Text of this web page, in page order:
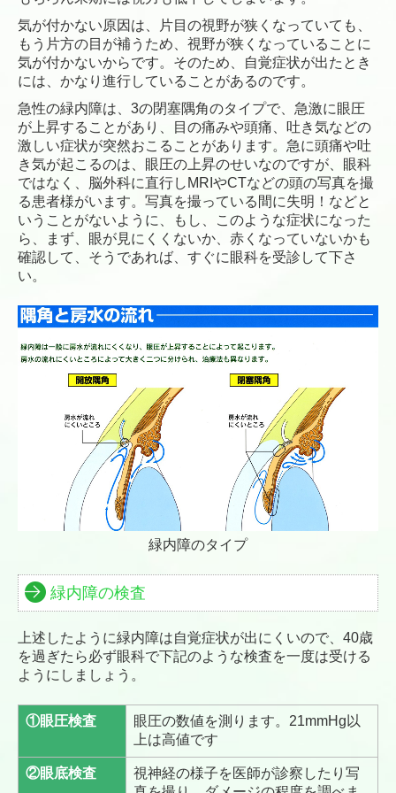
気が付かない原因は、片目の視野が狭くなっていても、
もう片方の目が補うため、視野が狭くなっていることに
気が付かないからです。そのため、自覚症状が出たとき
には、かなり進行していることがあるのです。
急性の緑内障は、3の閉塞隅角のタイプで、急激に眼圧
が上昇することがあり、目の痛みや頭痛、吐き気などの
激しい症状が突然おこることがあります。急に頭痛や吐
き気が起こるのは、眼圧の上昇のせいなのですが、眼科
ではなく、脳外科に直行しMRIやCTなどの頭の写真を撮
る患者様がいます。写真を撮っている間に失明！などと
いうことがないように、もし、このような症状になった
ら、まず、眼が見にくくないか、赤くなっていないかも
確認して、そうであれば、すぐに眼科を受診して下さ
い。
緑内障のタイプ
緑内障の検査
上述したように緑内障は自覚症状が出にくいので、40歳
を過ぎたら必ず眼科で下記のような検査を一度は受ける
ようにしましょう。
①眼圧検査
眼圧の数値を測ります。21mmHg以
上は高値です
②眼底検査
視神経の様子を医師が診察したり写